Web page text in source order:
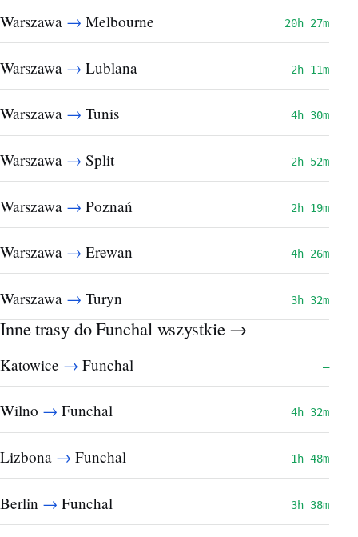
Warszawa → Melbourne 20h 27m
Warszawa → Lublana 2h 11m
Warszawa → Tunis 4h 30m
Warszawa → Split 2h 52m
Warszawa → Poznań 2h 19m
Warszawa → Erewan 4h 26m
Warszawa → Turyn 3h 32m
Inne trasy do Funchalwszystkie →
Katowice → Funchal —
Wilno → Funchal 4h 32m
Lizbona → Funchal 1h 48m
Berlin → Funchal 3h 38m